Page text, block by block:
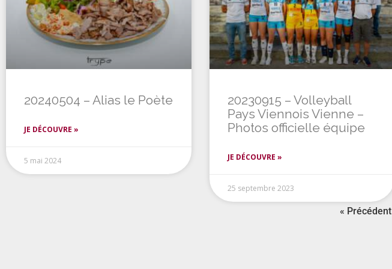
20240504 – Alias le Poète
JE DÉCOUVRE »
5 mai 2024
20230915 – Volleyball
Pays Viennois Vienne –
Photos officielle équipe
JE DÉCOUVRE »
25 septembre 2023
« Précédent